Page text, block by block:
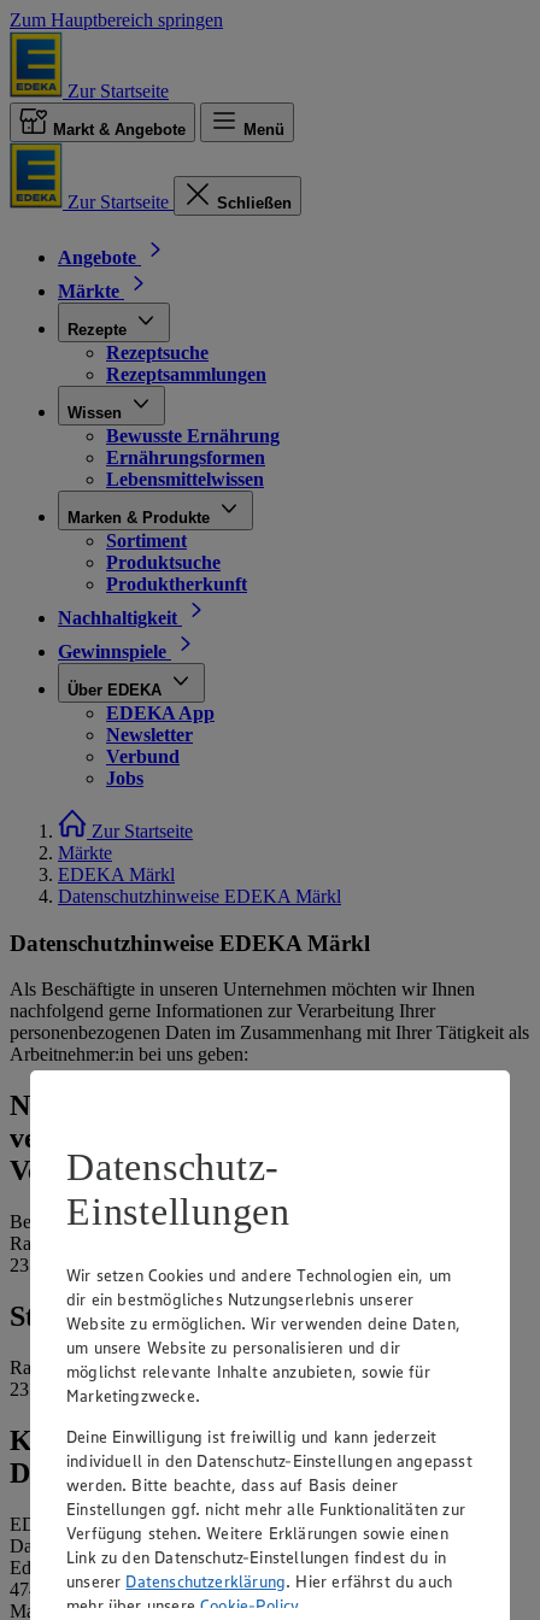
Zum Hauptbereich springen
Zur Startseite
Markt & Angebote Menü
Zur Startseite Schließen
Angebote
Märkte
Rezepte
Rezeptsuche
Rezeptsammlungen
Wissen
Bewusste Ernährung
Ernährungsformen
Lebensmittelwissen
Marken & Produkte
Sortiment
Produktsuche
Produktherkunft
Nachhaltigkeit
Gewinnspiele
Über EDEKA
EDEKA App
Newsletter
Verbund
Jobs
Zur Startseite
Märkte
EDEKA Märkl
Datenschutzhinweise EDEKA Märkl
Datenschutzhinweise EDEKA Märkl
Als Beschäftigte in unseren Unternehmen möchten wir Ihnen
nachfolgend gerne Informationen zur Verarbeitung Ihrer
personenbezogenen Daten im Zusammenhang mit Ihrer Tätigkeit als
Arbeitnehmer:in bei uns geben:
Name und Kontaktdaten der
verantwortlichen Stelle und ggf. deren
Vertretung:
Bernd Märkl
Ratzeburger Allee 127
23562 Lübeck
Standort des Marktes:
Ratzeburger Allee 127
23562 Lübeck
Kontaktdaten des betrieblichen
Datenschutzbeauftragten:
EDEKA Nordwest Stiftung & Co. KG
Datenschutzbeauftragter
Edekaplatz 1
47445 Moers
Mail:
nw_datenschutz@edeka.de
Datenschutz-
Einstellungen
Wir setzen Cookies und andere Technologien ein, um
dir ein bestmögliches Nutzungserlebnis unserer
Website zu ermöglichen. Wir verwenden deine Daten,
um unsere Website zu personalisieren und dir
möglichst relevante Inhalte anzubieten, sowie für
Marketingzwecke.
Deine Einwilligung ist freiwillig und kann jederzeit
individuell in den Datenschutz-Einstellungen angepasst
werden. Bitte beachte, dass auf Basis deiner
Einstellungen ggf. nicht mehr alle Funktionalitäten zur
Verfügung stehen. Weitere Erklärungen sowie einen
Link zu den Datenschutz-Einstellungen findest du in
unserer Datenschutzerklärung. Hier erfährst du auch
mehr über unsereCookie-Policy.